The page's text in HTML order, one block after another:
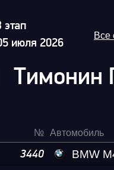
этап
июля 2026
Все
Тимонин
№ Автомобиль
3440
BMW